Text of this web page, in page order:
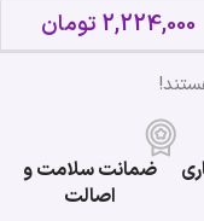
2,224,000 تومان
ضمانت سلامت و
اصالت